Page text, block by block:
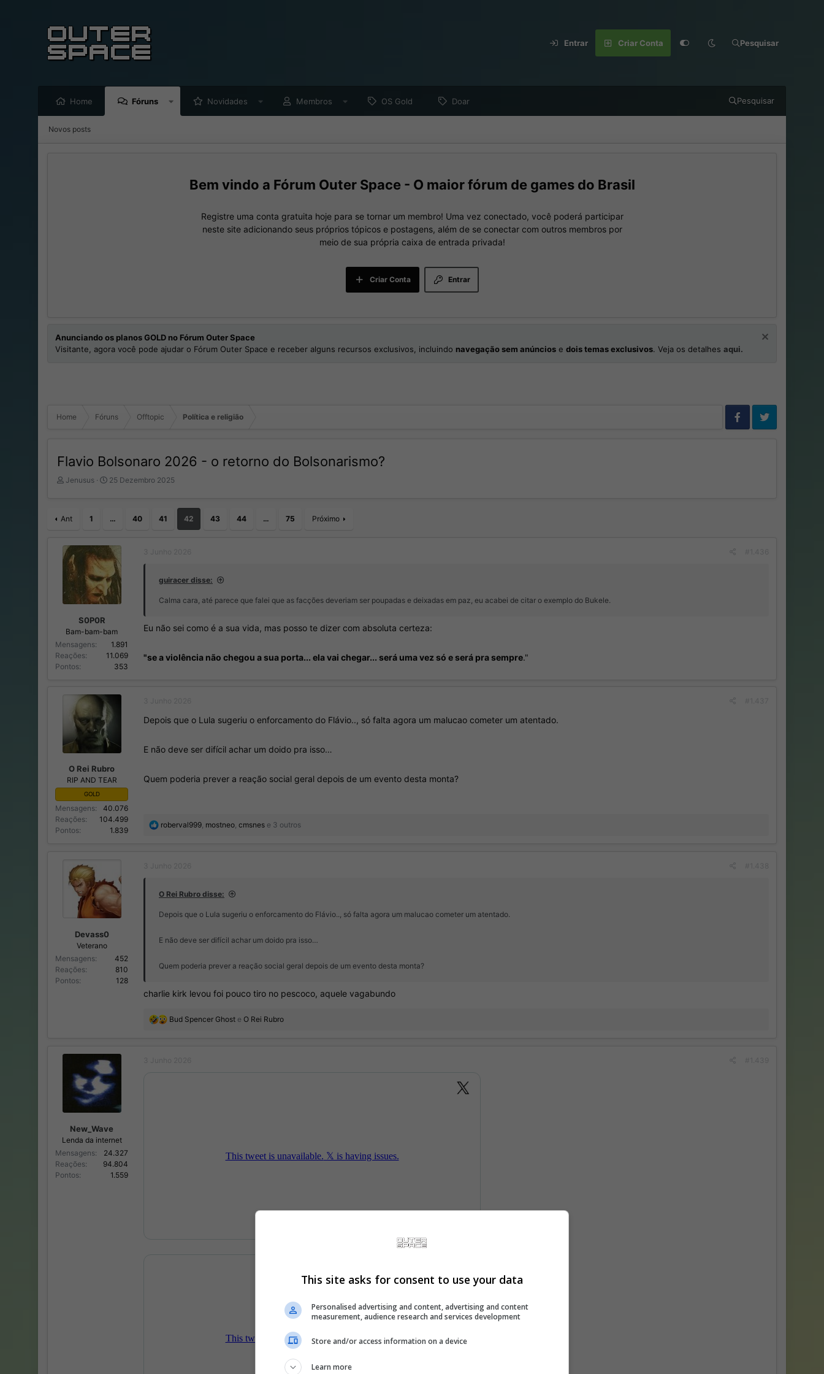
Entrar Criar Conta Pesquisar
Home Fóruns Novidades Membros OS Gold Doar Pesquisar
Novos posts
Fórum Outer Space - O maior fórum de games do Brasil
Registre uma conta gratuita hoje para se tornar um membro! Uma vez conectado, você poderá participar
neste site adicionando seus próprios tópicos e postagens, além de se conectar com outros membros por
meio de sua própria caixa de entrada privada!
Entrar
Criar Conta
Anunciando os planos GOLD no Fórum Outer Space
Visitante, agora você pode ajudar o Fórum Outer Space e receber alguns recursos exclusivos, incluindo navegação sem anúncios e dois temas exclusivos. Veja os detalhes aqui.
Home Fóruns Offtopic Política e religião
Flavio Bolsonaro 2026 - o retorno do Bolsonarismo?
I
i
d
o
i
c
o
Jenusus
D
d
I
n
c
i
25 Dezembro 2025
Ant 1 … 40 41 42 43 44 … 75 Próximo
S0P0R
Bam-bam-bam
Mensagens
1.891
Reações
11.069
Pontos
353
guiracer disse:
Calma cara, até parece que falei que as facções deveriam ser poupadas e deixadas em paz, eu acabei de citar o exemplo do Bukele.
Eu não sei como é a sua vida, mas posso te dizer com absoluta certeza:
"se a violência não chegou a sua porta... ela vai chegar... será uma vez só e será pra sempre."
O Rei Rubro
RIP AND TEAR
GOLD
Mensagens
40.076
Reações
104.499
Pontos
1.839
Depois que o Lula sugeriu o enforcamento do Flávio.., só falta agora um malucao cometer um atentado.
E não deve ser difícil achar um doido pra isso…
Quem poderia prever a reação social geral depois de um evento desta monta?
R
s
roberval999, mostneo, cmsnes e 3 outros
Devass0
Veterano
Mensagens
452
Reações
810
Pontos
128
O Rei Rubro disse:
Depois que o Lula sugeriu o enforcamento do Flávio.., só falta agora um malucao cometer um atentado.
E não deve ser difícil achar um doido pra isso…
Quem poderia prever a reação social geral depois de um evento desta monta?
charlie kirk levou foi pouco tiro no pescoco, aquele vagabundo
R
Bud Spencer Ghost e O Rei Rubro
New_Wave
Lenda da internet
Mensagens
24.327
Reações
94.804
Pontos
1.559
This site asks for consent to use your data
Personalised advertising and content, advertising and content
measurement, audience research and services development
Store and/or access information on a device
Learn more